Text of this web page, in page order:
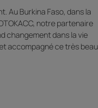
Au Burkina Faso, dans la
notre partenaire
changement dans la vie
accompagné ce très beau